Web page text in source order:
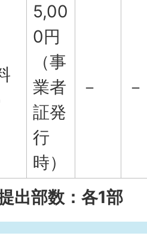
5,00
0円
（事
業者
証発
行
時）
－ －
出部数：各1部